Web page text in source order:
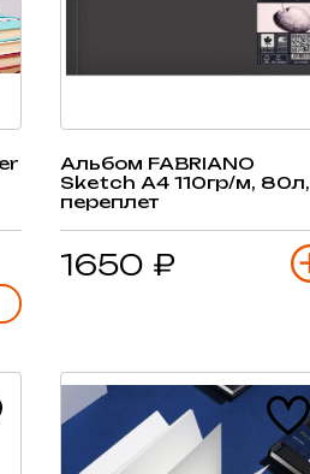
Альбом FABRIANO
Sketch А4 110гр/м, 80л,
переплет
1650 ₽